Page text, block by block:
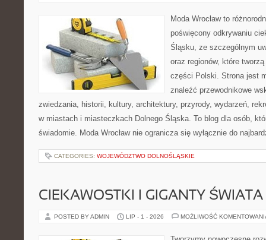
Moda Wrocław to
poświęcony odkrywaniu
Śląsku, ze szczególnym
oraz regionów, które
części Polski. Strona jest
znaleźć przewodnikowe
zwiedzania, historii, kultury, architektury, przyrody, wydarzeń,
w miastach i miasteczkach Dolnego Śląska. To blog dla osób,
świadomie. Moda Wrocław nie ogranicza się wyłącznie do
CATEGORIES: WOJEWÓDZTWO DOLNOŚLĄSKIE
CIEKAWOSTKI I GIGANTY ŚWIATA
POSTED BY ADMIN LIP - 1 - 2026 MOŻLIWOŚĆ